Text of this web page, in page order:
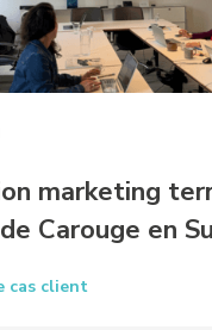
marketing
Carouge en
cas client